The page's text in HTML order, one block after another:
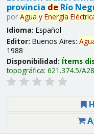
provincia deRío
por Agua y Energía
Idioma: Español
Editor: Buenos Aires:
1988
Disponibilidad: Ítems
topográfica: 621.374.5/